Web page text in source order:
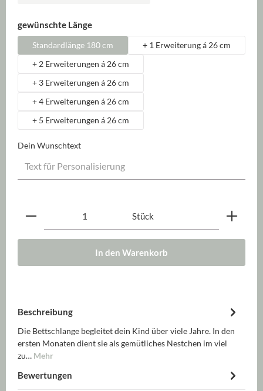
gewünschte Längeauswählen
Standardlänge 180 cm
+ 1 Erweiterung á 26 cm
+ 2 Erweiterungen á 26 cm
+ 3 Erweiterungen á 26 cm
+ 4 Erweiterungen á 26 cm
+ 5 Erweiterungen á 26 cm
Dein Wunschtext
Produkt Anzahl: Gib den gewünschten Wert ein
Stück
In den Warenkorb
Beschreibung
Die Bettschlange begleitet dein Kind über viele Jahre. In den
ersten Monaten dient sie als gemütliches Nestchen im viel
zu… Mehr
Bewertungen